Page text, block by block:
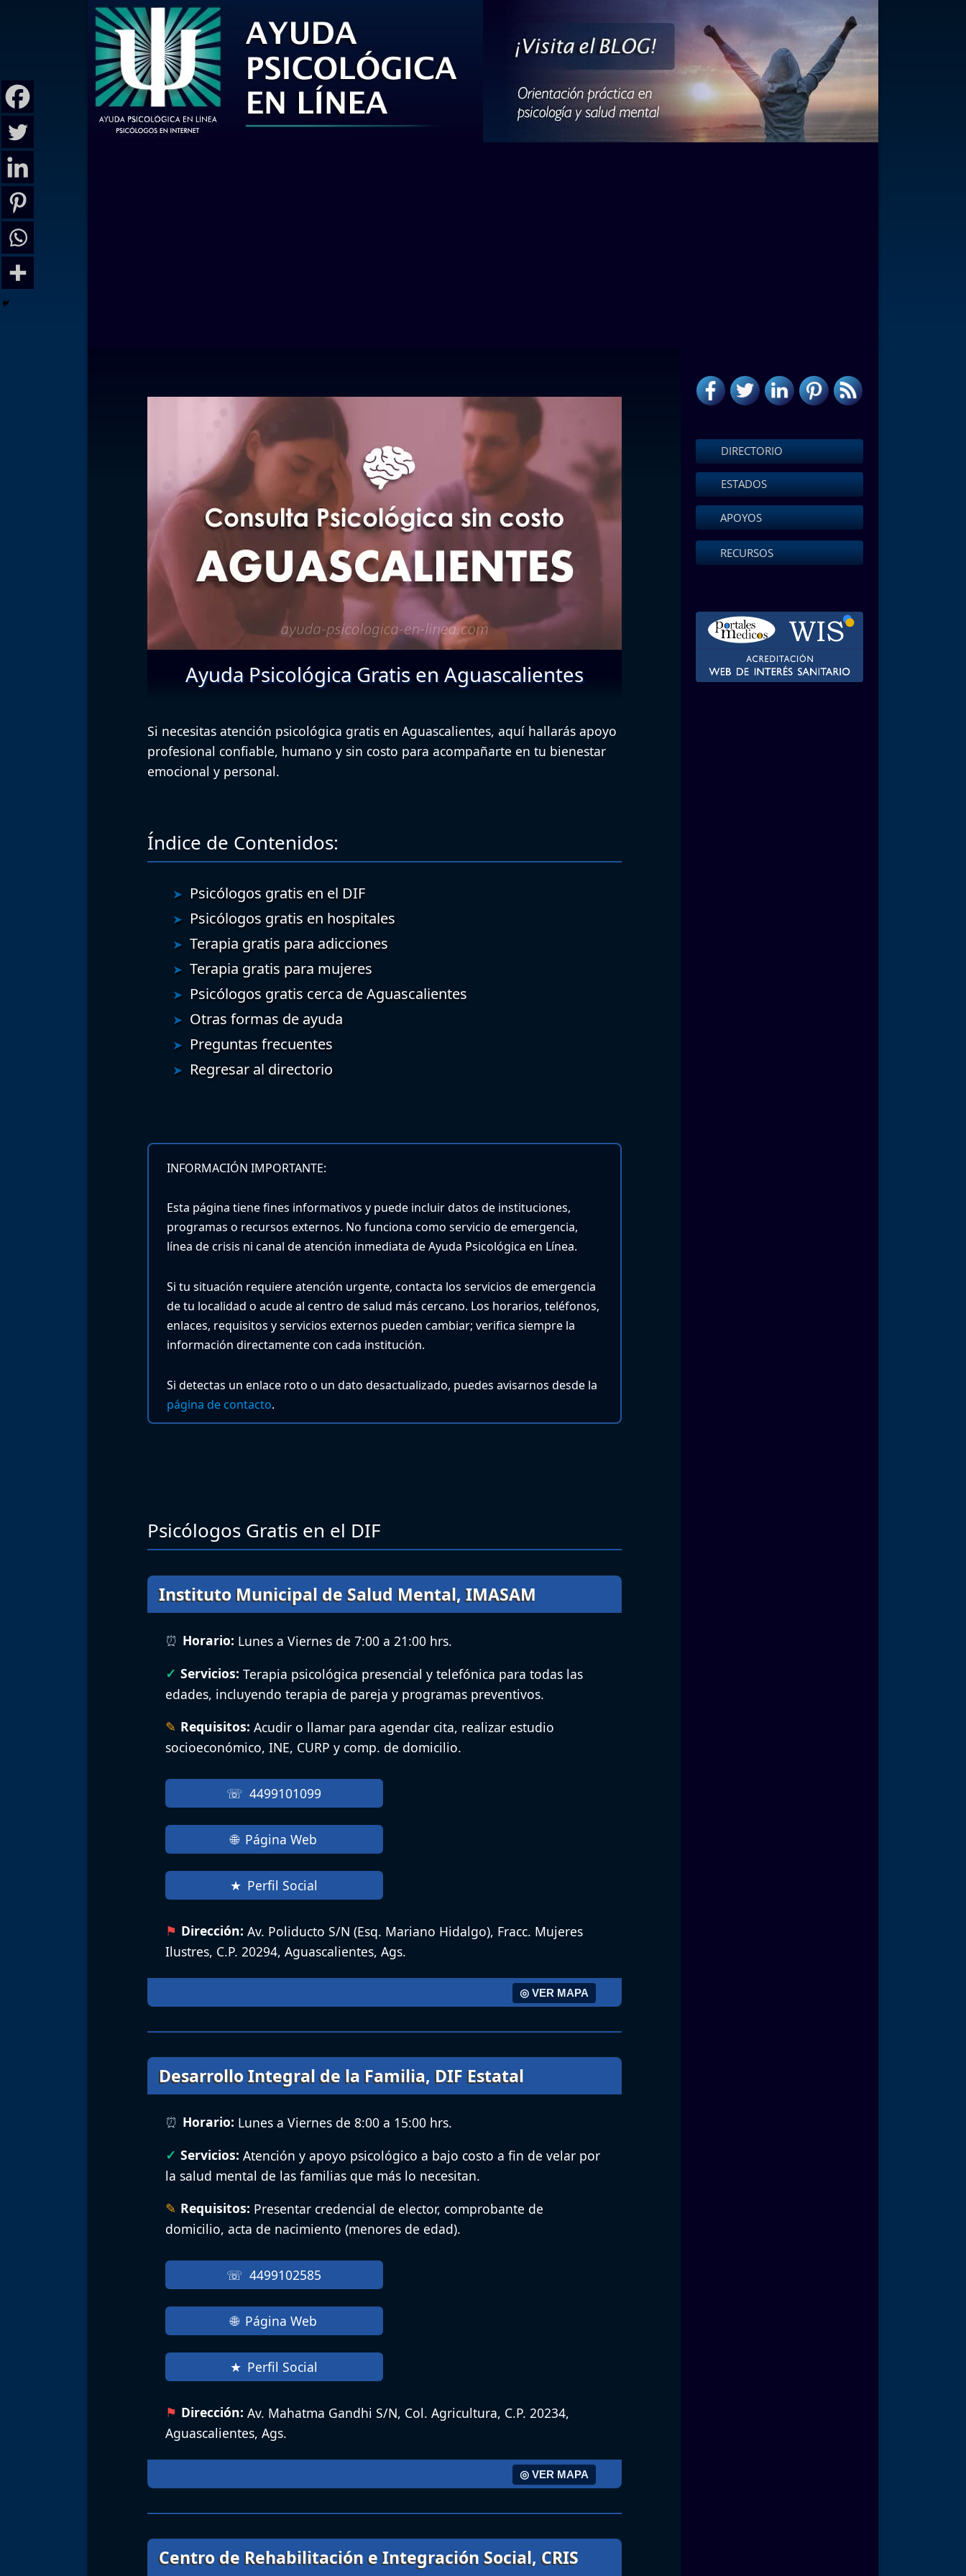
Ayuda Psicológica Gratis en Aguascalientes
Si necesitas atención psicológica gratis en Aguascalientes, aquí hallarás apoyo
profesional confiable, humano y sin costo para acompañarte en tu bienestar
emocional y personal.
Índice de Contenidos:
Psicólogos gratis en el DIF
Psicólogos gratis en hospitales
Terapia gratis para adicciones
Terapia gratis para mujeres
Psicólogos gratis cerca de Aguascalientes
Otras formas de ayuda
Preguntas frecuentes
Regresar al directorio
INFORMACIÓN IMPORTANTE:
Esta página tiene fines informativos y puede incluir datos de instituciones,
programas o recursos externos. No funciona como servicio de emergencia,
línea de crisis ni canal de atención inmediata de Ayuda Psicológica en Línea.
Si tu situación requiere atención urgente, contacta los servicios de emergencia
de tu localidad o acude al centro de salud más cercano. Los horarios, teléfonos,
enlaces, requisitos y servicios externos pueden cambiar; verifica siempre la
información directamente con cada institución.
Si detectas un enlace roto o un dato desactualizado, puedes avisarnos desde la
página de contacto.
Psicólogos Gratis en el DIF
Instituto Municipal de Salud Mental, IMASAM
Horario: Lunes a Viernes de 7:00 a 21:00 hrs.
Servicios: Terapia psicológica presencial y telefónica para todas las
edades, incluyendo terapia de pareja y programas preventivos.
Requisitos: Acudir o llamar para agendar cita, realizar estudio
socioeconómico, INE, CURP y comp. de domicilio.
4499101099
Página Web
Perfil Social
Dirección: Av. Poliducto S/N (Esq. Mariano Hidalgo), Fracc. Mujeres
Ilustres, C.P. 20294, Aguascalientes, Ags.
◎ VER MAPA
Desarrollo Integral de la Familia, DIF Estatal
Horario: Lunes a Viernes de 8:00 a 15:00 hrs.
Servicios: Atención y apoyo psicológico a bajo costo a fin de velar por
la salud mental de las familias que más lo necesitan.
Requisitos: Presentar credencial de elector, comprobante de
domicilio, acta de nacimiento (menores de edad).
4499102585
Página Web
Perfil Social
Dirección: Av. Mahatma Gandhi S/N, Col. Agricultura, C.P. 20234,
Aguascalientes, Ags.
◎ VER MAPA
Centro de Rehabilitación e Integración Social, CRIS
DIRECTORIO
ESTADOS
APOYOS
RECURSOS